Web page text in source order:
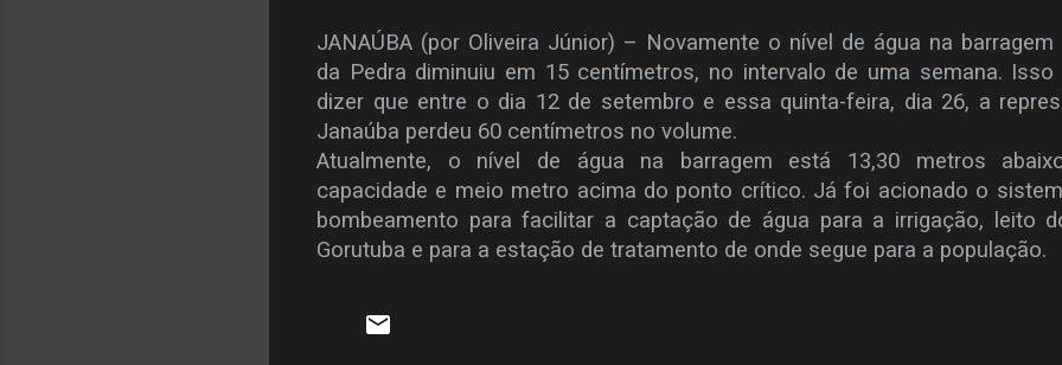
JANAÚBA (por Oliveira Júnior) – Novamente o nível de água na barragem
da Pedra diminuiu em 15 centímetros, no intervalo de uma semana. Isso
dizer que entre o dia 12 de setembro e essa quinta-feira, dia 26, a
Janaúba perdeu 60 centímetros no volume.
Atualmente, o nível de água na barragem está 13,30 metros
capacidade e meio metro acima do ponto crítico. Já foi acionado o
bombeamento para facilitar a captação de água para a irrigação, leito
Gorutuba e para a estação de tratamento de onde segue para a população.